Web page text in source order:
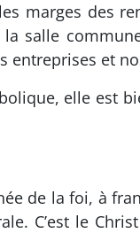
marges des
salle
entreprises et
elle est
de la foi, à
C’est le